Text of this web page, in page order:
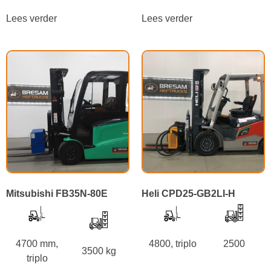
Lees verder Lees verder
Mitsubishi FB35N-80E
4700 mm,
triplo
3500 kg
Heli CPD25-GB2LI-H
4800, triplo 2500